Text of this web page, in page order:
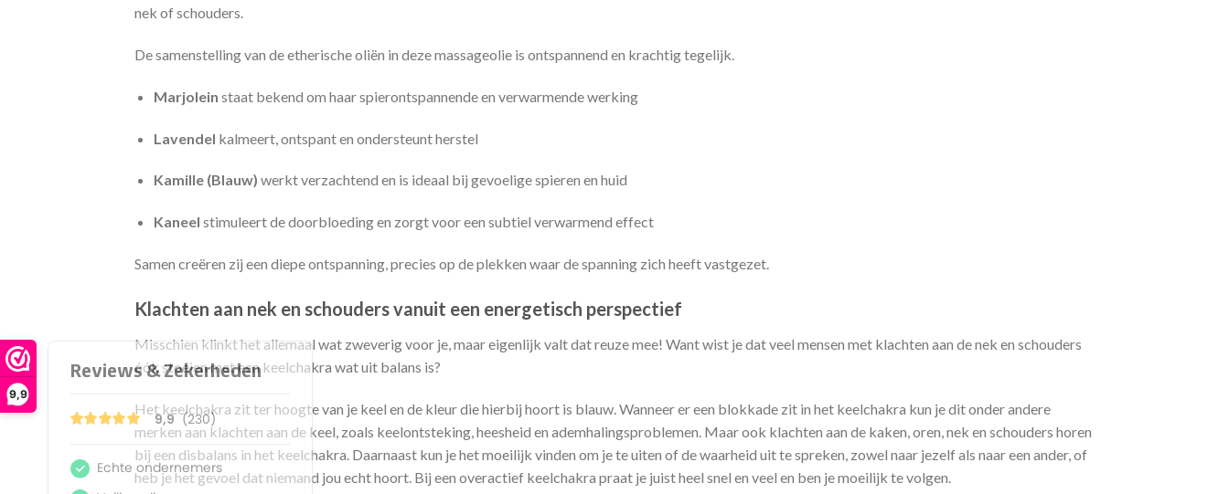
9,9
nek of schouders.
De samenstelling van de etherische oliën in deze massageolie is ontspannend en krachtig tegelijk.
Marjolein staat bekend om haar spierontspannende en verwarmende werking
Lavendel kalmeert, ontspant en ondersteunt herstel
Kamille (Blauw) werkt verzachtend en is ideaal bij gevoelige spieren en huid
Kaneel stimuleert de doorbloeding en zorgt voor een subtiel verwarmend effect
Samen creëren zij een diepe ontspanning, precies op de plekken waar de spanning zich heeft vastgezet.
Klachten aan nek en schouders vanuit een energetisch perspectief
Misschien klinkt het allemaal wat zweverig voor je, maar eigenlijk valt dat reuze mee! Want wist je dat veel mensen met klachten aan de nek en schouders
óók stoeien met een keelchakra wat uit balans is?
Het keelchakra zit ter hoogte van je keel en de kleur die hierbij hoort is blauw. Wanneer er een blokkade zit in het keelchakra kun je dit onder andere
merken aan klachten aan de keel, zoals keelontsteking, heesheid en ademhalingsproblemen. Maar ook klachten aan de kaken, oren, nek en schouders horen
bij een disbalans in het keelchakra. Daarnaast kun je het moeilijk vinden om je te uiten of de waarheid uit te spreken, zowel naar jezelf als naar een ander, of
heb je het gevoel dat niemand jou echt hoort. Bij een overactief keelchakra praat je juist heel snel en veel en ben je moeilijk te volgen.